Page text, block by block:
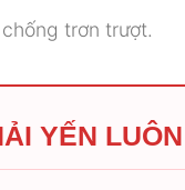
trơn trượt.
YẾN